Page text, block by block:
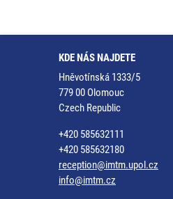
KDE NÁS NAJDETE
Hněvotínská 1333/5
779 00 Olomouc
Czech Republic
+420 585632111
+420 585632180
reception@imtm.upol.cz
info@imtm.cz